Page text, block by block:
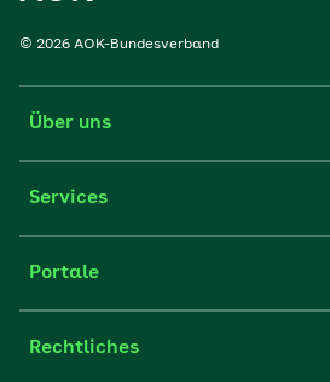
© 2026 AOK-Bundesverband
Über uns
Services
Portale
Rechtliches